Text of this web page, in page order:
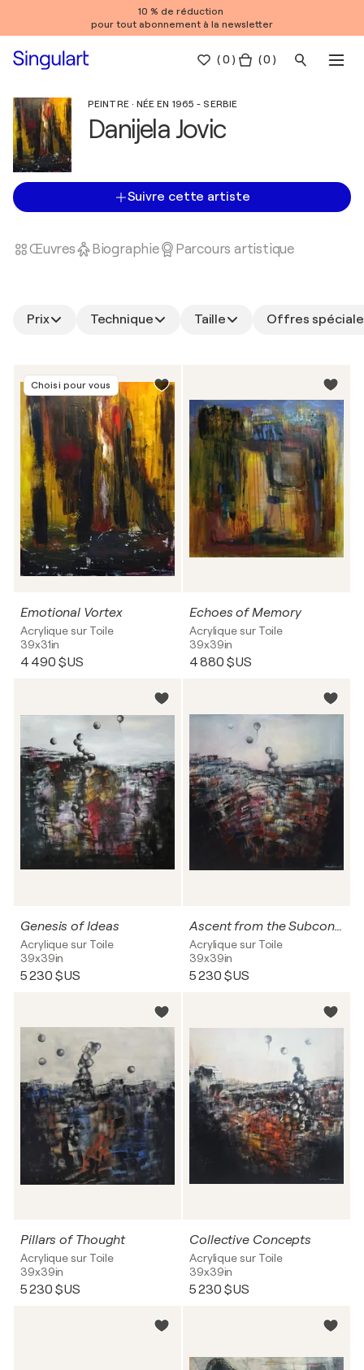
10 % de réduction
pour tout abonnement à la newsletter
(0 ) ( 0 )
PEINTRE · NÉE EN 1965 - SERBIE
Danijela Jovic
Suivre cette artiste
Œuvres Biographie Parcours artistique
Prix Technique Taille Offres
Choisi pour vous
Emotional Vortex
Acrylique sur Toile
39x31in
4 490 $US
Echoes of Memory
Acrylique sur Toile
39x39in
4 880 $US
Genesis of Ideas
Acrylique sur Toile
39x39in
5 230 $US
Ascent from the Subconscious
Acrylique sur Toile
39x39in
5 230 $US
Pillars of Thought
Acrylique sur Toile
39x39in
5 230 $US
Collective Concepts
Acrylique sur Toile
39x39in
5 230 $US